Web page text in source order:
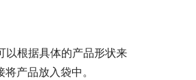
以根据具体的产品形状来
产品放入袋中。